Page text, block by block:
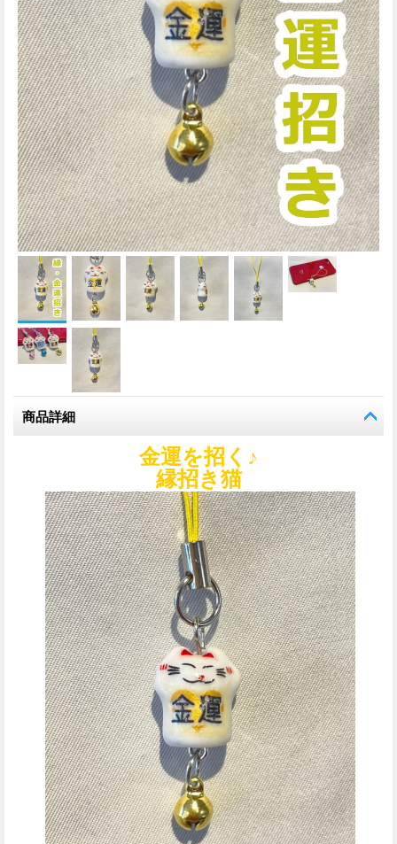
商品詳細
金運を招く♪
縁招き猫